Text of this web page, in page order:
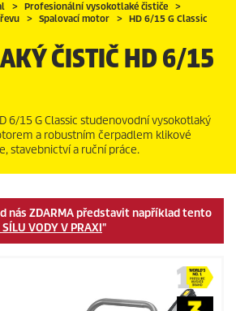
Profesionální vysokotlaké čističe
Spalovací motor
HD 6/15 G Classic
ČISTIČ HD 6/15
6/15 G Classic studenovodní vysokotlaký
a robustním čerpadlem klikové
stavebnictví a ruční práce.
nás ZDARMA představit například tento
VODY V PRAXI"